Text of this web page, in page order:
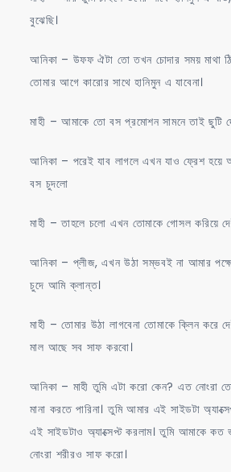
বুঝেছি।
আনিকা – উফফ ঐটা তো তখন চোদার সময় মাথা
তোমার আগে কারোর সাথে হানিমুন এ যাবেনা।
মাহী – আমাকে তো বস প্রমোশন সামনে তাই ছুটি
আনিকা – পরেই যাব লাগলে এখন যাও ফ্রেশ হয়ে
বস চুদলো
মাহী – তাহলে চলো এখন তোমাকে গোসল করিয়ে
আনিকা – প্লীজ, এখন উঠা সম্ভবই না আমার
চুদে আমি ক্লান্ত।
মাহী – তোমার উঠা লাগবেনা তোমাকে ক্লিন করে
মাল আছে সব সাফ করবো।
আনিকা – মাহী তুমি এটা করো কেন? এত নোংরা
মানা করতে পারিনা। তুমি আমার এই সাইডটা
এই সাইডটাও অ্যাক্সেপ্ট করলাম। তুমি আমাকে কত
নোংরা শরীরও সাফ করো।